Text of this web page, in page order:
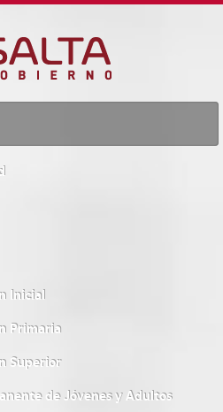
Inicial
Primaria
Superior
de Jóvenes y Adultos